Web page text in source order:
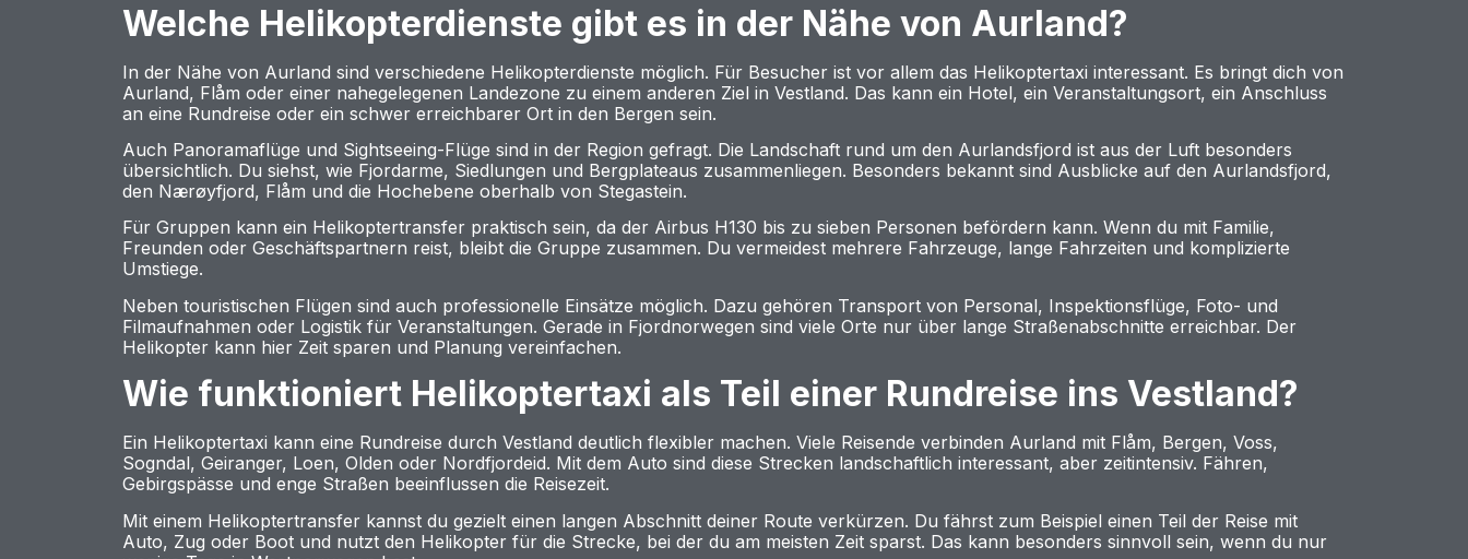
Welche Helikopterdienste gibt es in der Nähe von Aurland?
In der Nähe von Aurland sind verschiedene Helikopterdienste möglich. Für Besucher ist vor allem das Helikoptertaxi interessant. Es bringt dich von
Aurland, Flåm oder einer nahegelegenen Landezone zu einem anderen Ziel in Vestland. Das kann ein Hotel, ein Veranstaltungsort, ein Anschluss
an eine Rundreise oder ein schwer erreichbarer Ort in den Bergen sein.
Auch Panoramaflüge und Sightseeing-Flüge sind in der Region gefragt. Die Landschaft rund um den Aurlandsfjord ist aus der Luft besonders
übersichtlich. Du siehst, wie Fjordarme, Siedlungen und Bergplateaus zusammenliegen. Besonders bekannt sind Ausblicke auf den Aurlandsfjord,
den Nærøyfjord, Flåm und die Hochebene oberhalb von Stegastein.
Für Gruppen kann ein Helikoptertransfer praktisch sein, da der Airbus H130 bis zu sieben Personen befördern kann. Wenn du mit Familie,
Freunden oder Geschäftspartnern reist, bleibt die Gruppe zusammen. Du vermeidest mehrere Fahrzeuge, lange Fahrzeiten und komplizierte
Umstiege.
Neben touristischen Flügen sind auch professionelle Einsätze möglich. Dazu gehören Transport von Personal, Inspektionsflüge, Foto- und
Filmaufnahmen oder Logistik für Veranstaltungen. Gerade in Fjordnorwegen sind viele Orte nur über lange Straßenabschnitte erreichbar. Der
Helikopter kann hier Zeit sparen und Planung vereinfachen.
Wie funktioniert Helikoptertaxi als Teil einer Rundreise ins Vestland?
Ein Helikoptertaxi kann eine Rundreise durch Vestland deutlich flexibler machen. Viele Reisende verbinden Aurland mit Flåm, Bergen, Voss,
Sogndal, Geiranger, Loen, Olden oder Nordfjordeid. Mit dem Auto sind diese Strecken landschaftlich interessant, aber zeitintensiv. Fähren,
Gebirgspässe und enge Straßen beeinflussen die Reisezeit.
Mit einem Helikoptertransfer kannst du gezielt einen langen Abschnitt deiner Route verkürzen. Du fährst zum Beispiel einen Teil der Reise mit
Auto, Zug oder Boot und nutzt den Helikopter für die Strecke, bei der du am meisten Zeit sparst. Das kann besonders sinnvoll sein, wenn du nur